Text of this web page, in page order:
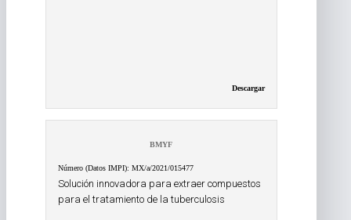
Descargar
BMYF
Número (Datos IMPI): MX/a/2021/015477
Solución innovadora para extraer compuestos
para el tratamiento de la tuberculosis